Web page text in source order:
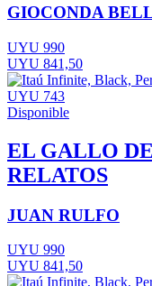
GIOCONDA
UYU 990
UYU 841,50
UYU 743
Disponible
EL GALLO
RELATOS
JUAN RULFO
UYU 990
UYU 841,50